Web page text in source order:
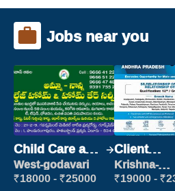
Jobs near you
Child Care and
Patient care
West-godavari
₹18000 - ₹25000
Client
Executive
Krishna-
vijayawada
₹19000 -